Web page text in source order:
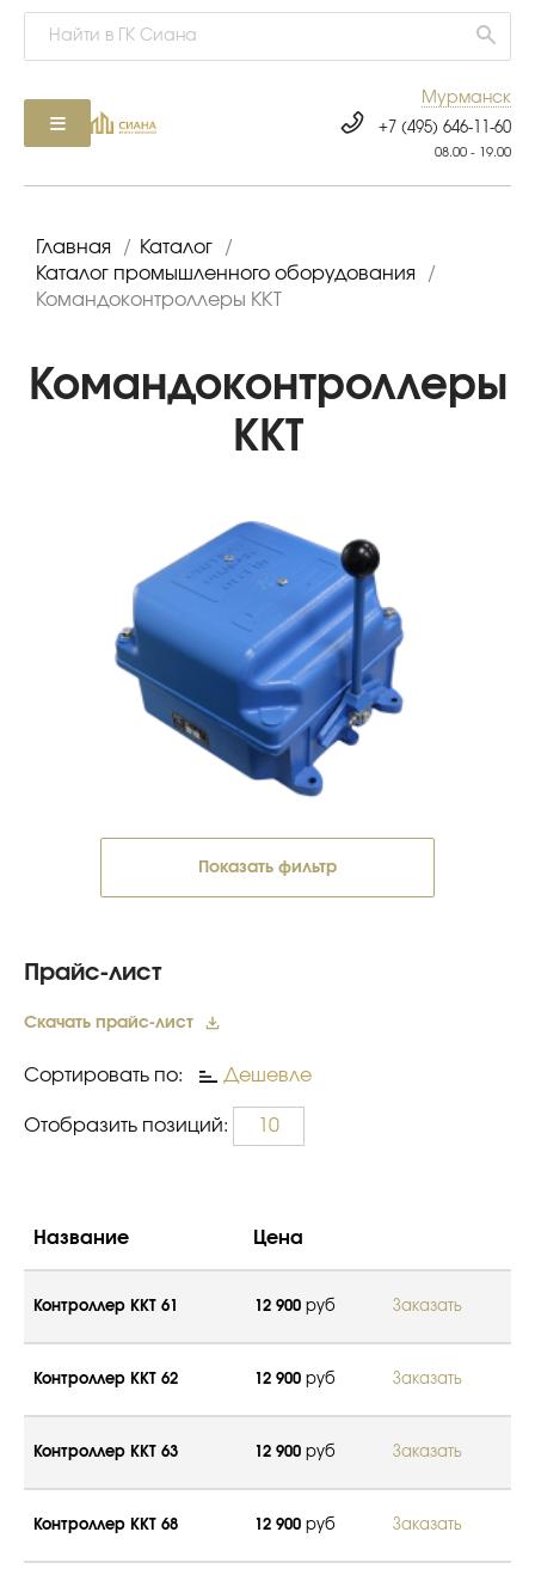
Мурманск
+7 (495) 646-11-60
08.00 - 19.00
Главная / Каталог
/
Каталог промышленного оборудования
/
Командоконтроллеры ККТ
Командоконтроллеры
ККТ
Показать фильтр
Прайс-лист
Скачать прайс-лист
Сортировать по: Дешевле
Отобразить позиций: 10
Название Цена
Контроллер ККТ 61 12 900 руб Заказать
Контроллер ККТ 62 12 900 руб Заказать
Контроллер ККТ 63 12 900 руб Заказать
Контроллер ККТ 68 12 900 руб Заказать